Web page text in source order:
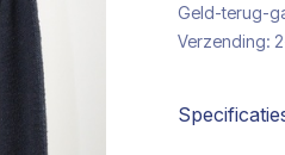
Geld-terug-
Verzending: